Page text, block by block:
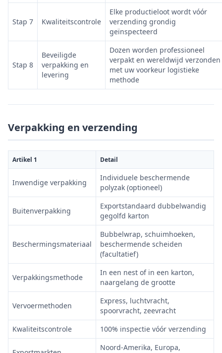
Stap 7 Kwaliteitscontrole
Elke productieloot wordt vóór
verzending grondig
geïnspecteerd
Stap 8
Beveiligde
verpakking en
levering
Dozen worden professioneel
verpakt en wereldwijd verzonden
met uw voorkeur logistieke
methode
Verpakking en verzending
Artikel 1 Detail
Inwendige verpakking
Individuele beschermende
polyzak (optioneel)
Buitenverpakking
Exportstandaard dubbelwandig
gegolfd karton
Beschermingsmateriaal
Bubbelwrap, schuimhoeken,
beschermende scheiden
(facultatief)
Verpakkingsmethode
In een nest of in een karton,
naargelang de grootte
Vervoermethoden
Express, luchtvracht,
spoorvracht, zeevracht
Kwaliteitscontrole
100% inspectie vóór verzending
Noord-Amerika, Europa,